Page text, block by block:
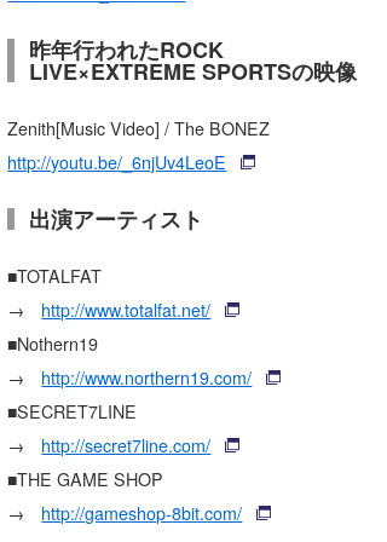
昨年行われたROCK
LIVE×EXTREME SPORTSの映像
Zenith[Music Video] / The BONEZ
http://youtu.be/_6njUv4LeoE
出演アーティスト
■TOTALFAT
→ http://www.totalfat.net/
■Nothern19
→ http://www.northern19.com/
■SECRET7LINE
→ http://secret7line.com/
■THE GAME SHOP
→ http://gameshop-8bit.com/
ハンマー
まっきー
小川予報士
上田純子
唐澤予報士
ゴン
米山予報士